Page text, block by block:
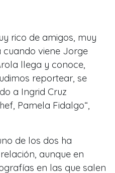
rico de amigos, muy
cuando viene Jorge
llega y conoce,
reportear, se
a Ingrid Cruz
Pamela Fidalgo“,
de los dos ha
aunque en
en las que salen